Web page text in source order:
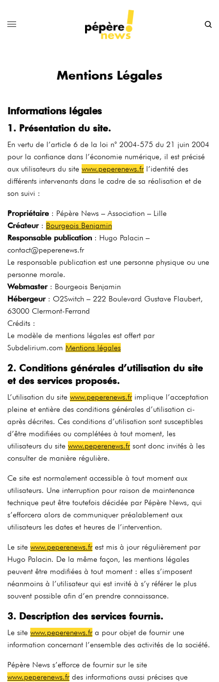
Mentions Légales
Informations légales
1. Présentation du site.
En vertu de l’article 6 de la loi n° 2004-575 du 21 juin 2004
pour la confiance dans l’économie numérique, il est précisé
aux utilisateurs du sitewww.peperenews.frl’identité des
différents intervenants dans le cadre de sa réalisation et de
son suivi :
Propriétaire : Pépère News – Association – Lille
Créateur: Bourgeois Benjamin
Responsable publication : Hugo Palacin –
contact@peperenews.fr
Le responsable publication est une personne physique ou une
personne morale.
Webmaster: Bourgeois Benjamin
Hébergeur: O2Switch – 222 Boulevard Gustave Flaubert,
63000 Clermont-Ferrand
Crédits :
Le modèle de mentions légales est offert par
Subdelirium.comMentions légales
2. Conditions générales d’utilisation du site
et des services proposés.
L’utilisation du sitewww.peperenews.frimplique l’acceptation
pleine et entière des conditions générales d’utilisation ci-
après décrites. Ces conditions d’utilisation sont susceptibles
d’être modifiées ou complétées à tout moment, les
utilisateurs du sitewww.peperenews.frsont donc invités à les
consulter de manière régulière.
Ce site est normalement accessible à tout moment aux
utilisateurs. Une interruption pour raison de maintenance
technique peut être toutefois décidée par Pépère News, qui
s’efforcera alors de communiquer préalablement aux
utilisateurs les dates et heures de l’intervention.
Le sitewww.peperenews.frest mis à jour régulièrement par
Hugo Palacin. De la même façon, les mentions légales
peuvent être modifiées à tout moment : elles s’imposent
néanmoins à l’utilisateur qui est invité à s’y référer le plus
souvent possible afin d’en prendre connaissance.
3. Description des services fournis.
Le sitewww.peperenews.fra pour objet de fournir une
information concernant l’ensemble des activités de la société.
Pépère News s’efforce de fournir sur le site
www.peperenews.frdes informations aussi précises que